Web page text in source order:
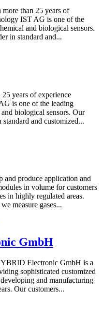
more than 25 years of
IST AG is one of the
and biological sensors.
in standard and...
years of experience
is one of the leading
biological sensors. Our
and customized...
and produce application and
in volume for customers
in highly regulated areas.
measure gases...
GmbH
Electronic GmbH is a
sophisticated customized
and manufacturing
Our customers...